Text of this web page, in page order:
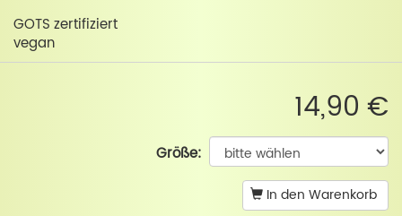
GOTS zertifiziert
vegan
14,90 €
Größe:
In den Warenkorb